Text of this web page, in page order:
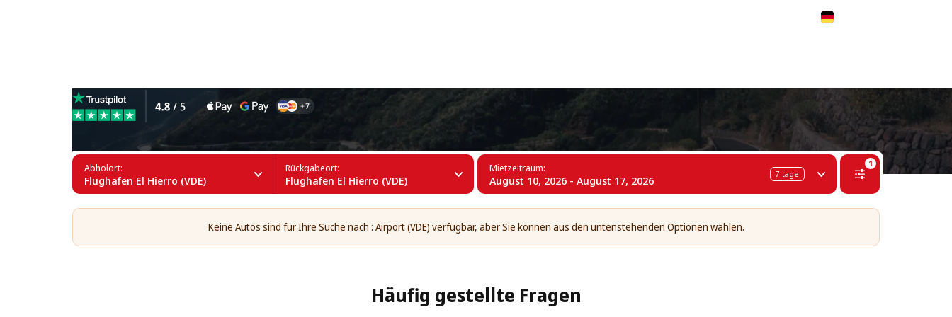
Abholort:
Flughafen El Hierro (VDE)
Rückgabeort:
Flughafen El Hierro (VDE)
Mietzeitraum:
August 10, 2026 - August 17, 2026 7 tage
1
Keine Autos sind für Ihre Suche nach : Airport (VDE) verfügbar, aber Sie können aus den untenstehenden Optionen wählen.
Häufig gestellte Fragen